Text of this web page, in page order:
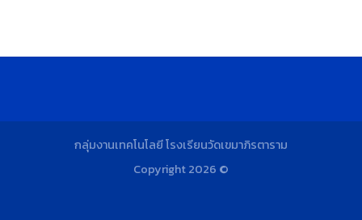
กลุ่มงานเทคโนโลยี โรงเรียนวัดเขมาภิรตาราม
Copyright 2026 ©